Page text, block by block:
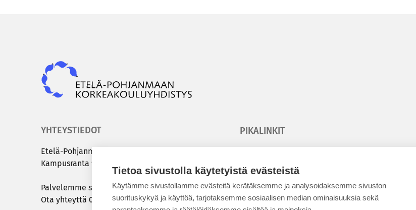
Tietoa sivustolla käytetyistä evästeistä
Käytämme sivustollamme evästeitä kerätäksemme ja analysoidaksemme sivuston
suorituskykyä ja käyttöä, tarjotaksemme sosiaalisen median ominaisuuksia sekä
YHTEYSTIEDOT
Etelä-​Pohjanmaan kor­kea­kou­lu­yh­dis­tys
Kam­pus­ran­ta 9 C | 60320 Sei­nä­jo­ki
Pal­ve­lem­me sinua ar­ki­sin klo 8.00 – 15.00
Ota yh­teyt­tä 050 431 7072taiinfo@epky.fi
PIKALINKIT
Kesäyliopisto
Epanet